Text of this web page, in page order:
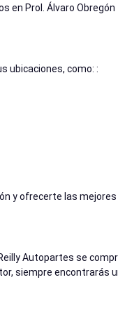
Prol. Álvaro Obregón
ubicaciones, como: :
y ofrecerte las
Autopartes se
siempre encontrarás